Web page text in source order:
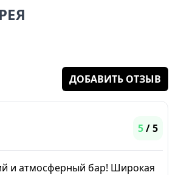
ДОБАВИТЬ ОТЗЫВ
5/ 5
и атмосферный бар! Широкая